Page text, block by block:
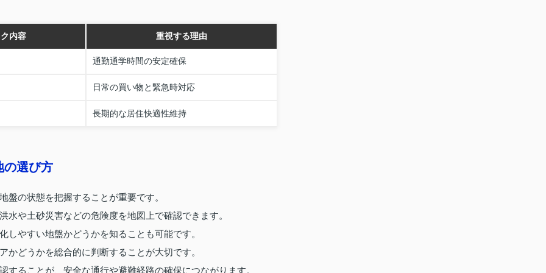
内容 重視する理由
通勤通学時間の安定確保
日常の買い物と緊急時対応
長期的な居住快適性維持
の選び方
盤の状態を把握することが重要です。
や土砂災害などの危険度を地図上で確認できます。
やすい地盤かどうかを知ることも可能です。
どうかを総合的に判断することが大切です。
ることが、安全な通行や避難経路の確保につながります。